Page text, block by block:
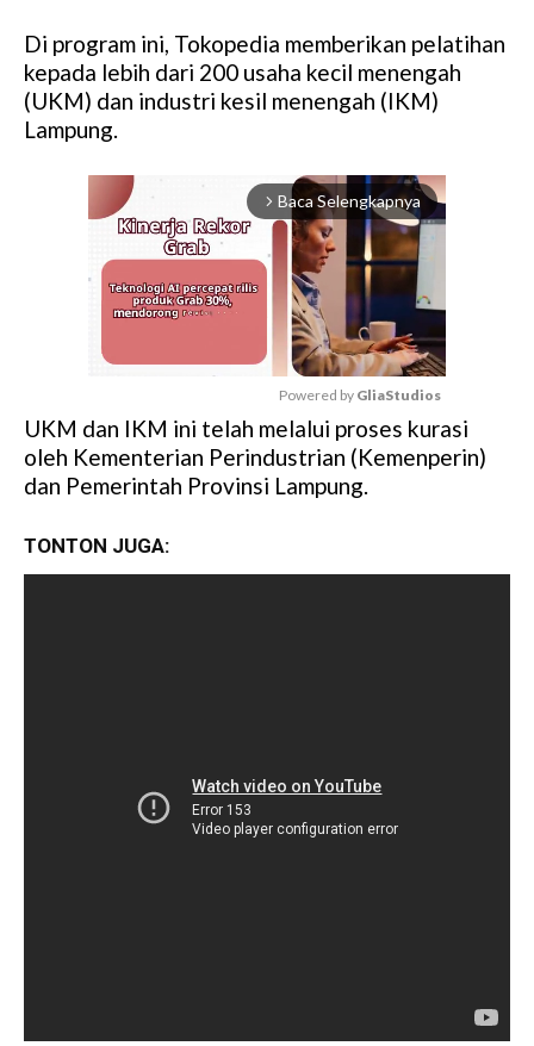
Di program ini, Tokopedia memberikan pelatihan
kepada lebih dari 200 usaha kecil menengah
(UKM) dan industri kesil menengah (IKM)
Lampung.
arrow_forward_ios Baca Selengkapnya
M
u
t
Powered by GliaStudios
UKM dan IKM ini telah melalui proses kurasi
oleh Kementerian Perindustrian (Kemenperin)
dan Pemerintah Provinsi Lampung.
TONTON JUGA: